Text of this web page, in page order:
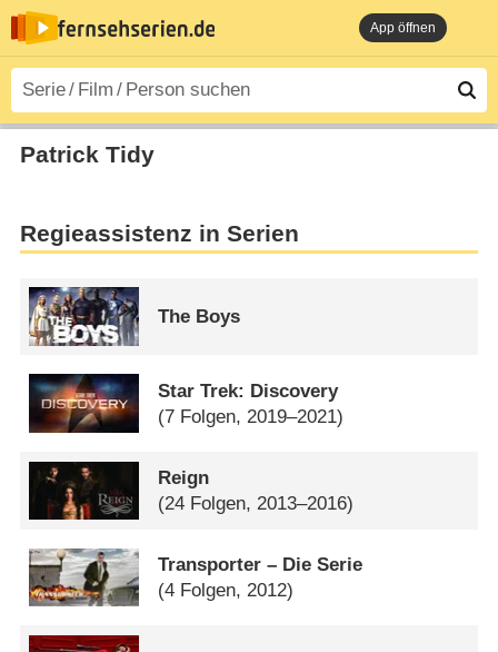
App öffnen
Patrick Tidy
Regieassistenz in Serien
The Boys
Star Trek: Discovery
(7 Folgen, 2019–2021)
Reign
(24 Folgen, 2013–2016)
Transporter – Die Serie
(4 Folgen, 2012)